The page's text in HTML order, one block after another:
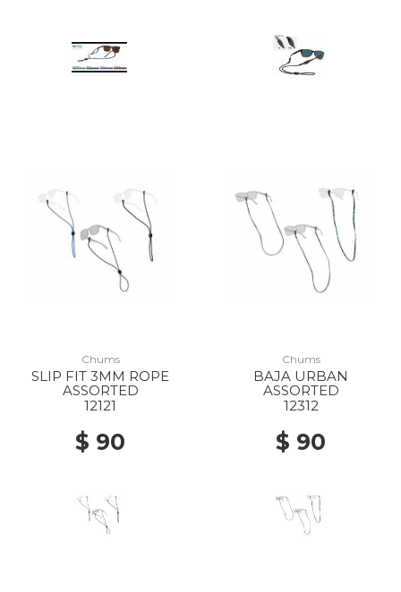
Chums
SLIP FIT 3MM ROPE
ASSORTED
12121
$ 90
Chums
BAJA URBAN
ASSORTED
12312
$ 90